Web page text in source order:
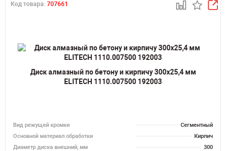
Код товара: 707661
Диск алмазный по бетону и кирпичу 300х25,4 мм
ELITECH 1110.007500 192003
Вид режущей кромки
Сегментный
Основной материал обработки
Кирпич
Диаметр диска внешний, мм
300